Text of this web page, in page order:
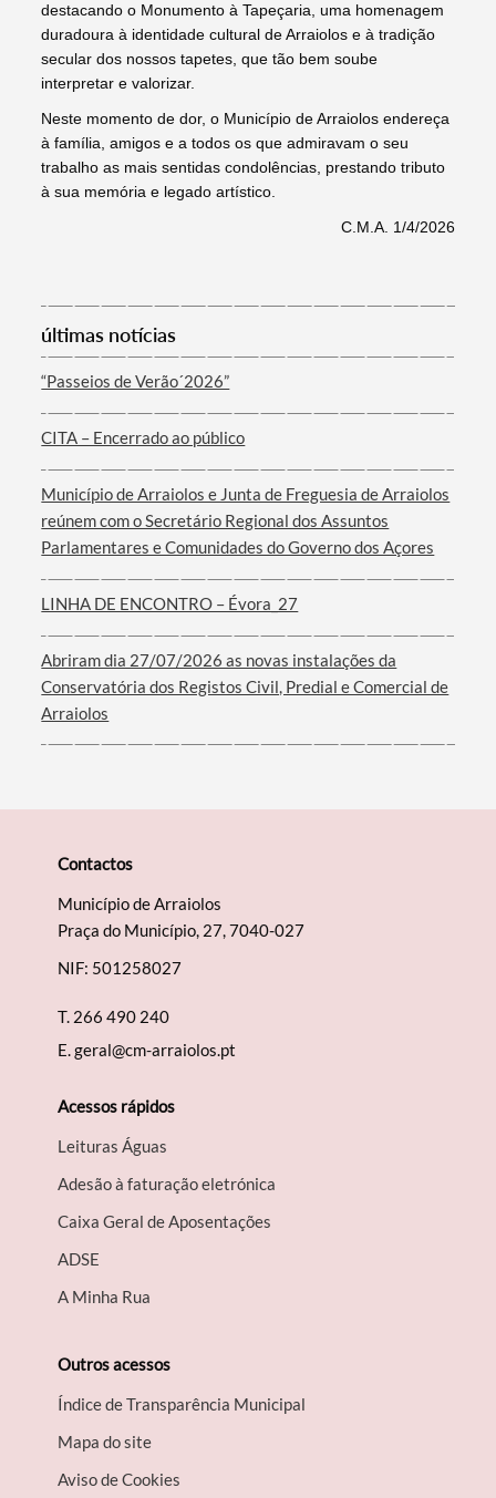
Termo de Pesquisa
Categorias gerais
Filtros
destacando o Monumento à Tapeçaria, uma homenagem
duradoura à identidade cultural de Arraiolos e à tradição
secular dos nossos tapetes, que tão bem soube
interpretar e valorizar.
Neste momento de dor, o Município de Arraiolos endereça
à família, amigos e a todos os que admiravam o seu
trabalho as mais sentidas condolências, prestando tributo
à sua memória e legado artístico.
C.M.A. 1/4/2026
últimas notícias
“Passeios de Verão´2026”
CITA – Encerrado ao público
Município de Arraiolos e Junta de Freguesia de Arraiolos
reúnem com o Secretário Regional dos Assuntos
Parlamentares e Comunidades do Governo dos Açores
LINHA DE ENCONTRO – Évora_27
Abriram dia 27/07/2026 as novas instalações da
Conservatória dos Registos Civil, Predial e Comercial de
Arraiolos
Contactos
Município de Arraiolos
Praça do Município, 27, 7040-027
NIF: 501258027
T. 266 490 240
E.geral@cm-arraiolos.pt
Acessos rápidos
Leituras Águas
Adesão à faturação eletrónica
Caixa Geral de Aposentações
A​DSE
A Minha Rua
Outros acessos
Índice de Transparência Municipal
Mapa do site
Aviso de Cookies